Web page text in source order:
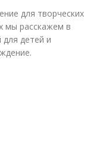
Рагу из сосисок
для творческих
мы расскажем в
детей и